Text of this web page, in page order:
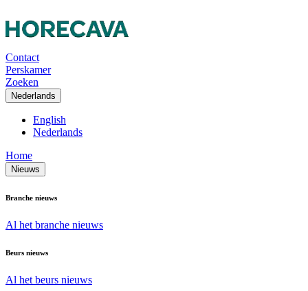
Contact
Perskamer
Zoeken
Nederlands
English
Nederlands
Home
Nieuws
Branche nieuws
Al het branche nieuws
Beurs nieuws
Al het beurs nieuws